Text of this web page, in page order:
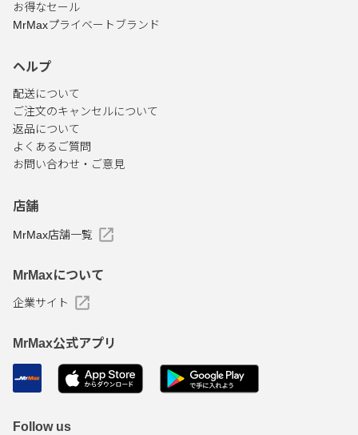
お得なセール
MrMaxプライベートブランド
ヘルプ
配送について
ご注文のキャンセルについて
返品について
よくあるご質問
お問い合わせ・ご意見
店舗
MrMax店舗一覧
MrMaxについて
企業サイト
MrMax公式アプリ
Follow us